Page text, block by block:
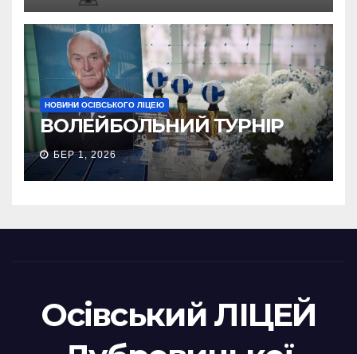
НОВИНИ ОСІВСЬКОГО ЛІЦЕЮ
ВОЛЕЙБОЛЬНИЙ ТУРНІР
БЕР 1, 2026
Осівський ЛІЦЕЙ